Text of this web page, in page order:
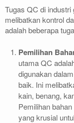
Tugas QC di
melibatkan kontrol
adalah beberapa
Pemilihan
utama QC
digunakan
baik. Ini
kain, benang,
Pemilihan
yang krusial